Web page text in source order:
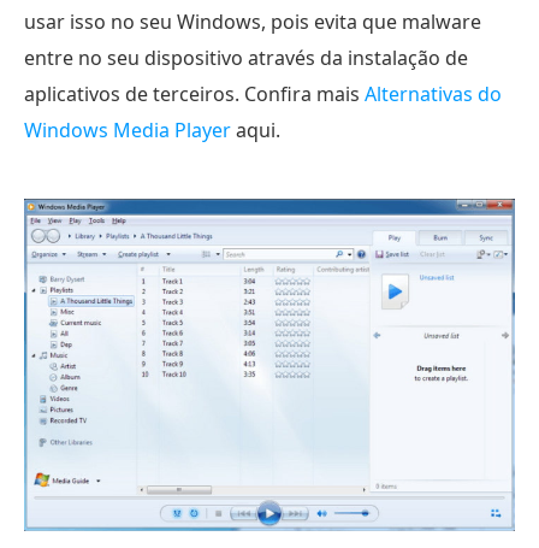
usar isso no seu Windows, pois evita que malware
entre no seu dispositivo através da instalação de
aplicativos de terceiros. Confira mais Alternativas do
Windows Media Playeraqui.